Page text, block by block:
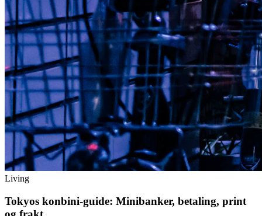
Living
Tokyos konbini-guide: Minibanker, betaling, print